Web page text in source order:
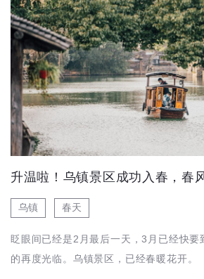
升温啦！乌镇景区成功入春，春
乌镇 春天
眨眼间已经是2月最后一天，3月已经快要
的再度光临。乌镇景区，已经春暖花开。